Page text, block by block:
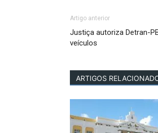
Artigo anterior
Justiça autoriza Detran-
veículos
ARTIGOS